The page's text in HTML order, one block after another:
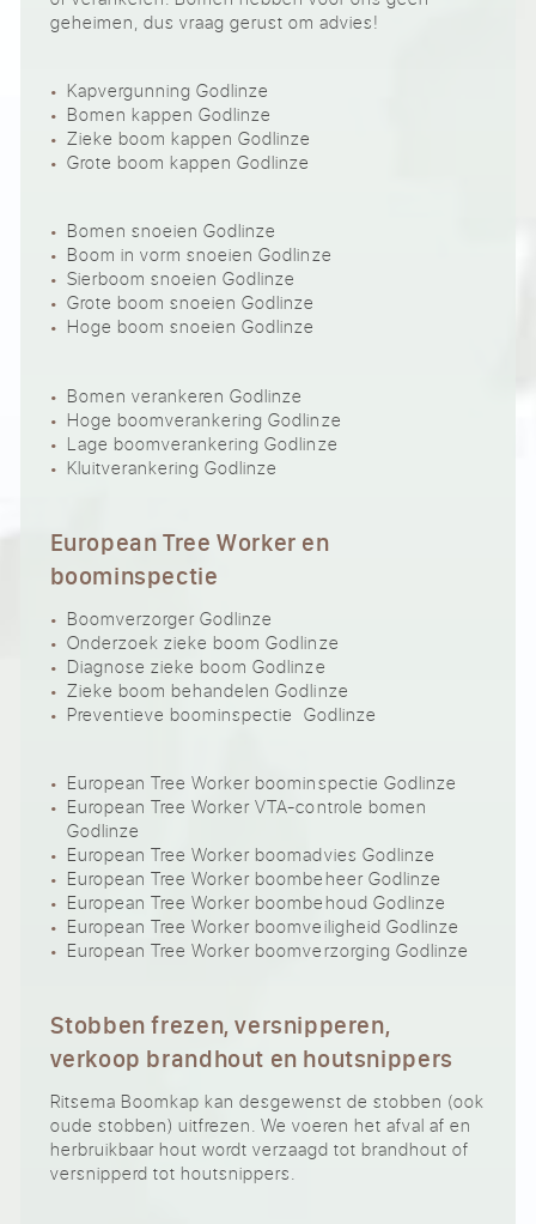
geheimen, dus vraag gerust om advies!
Kapvergunning Godlinze
Bomen kappen Godlinze
Zieke boom kappen Godlinze
Grote boom kappen Godlinze
Bomen snoeien Godlinze
Boom in vorm snoeien Godlinze
Sierboom snoeien Godlinze
Grote boom snoeien Godlinze
Hoge boom snoeien Godlinze
Bomen verankeren Godlinze
Hoge boomverankering Godlinze
Lage boomverankering Godlinze
Kluitverankering Godlinze
European Tree Worker en
boominspectie
Boomverzorger Godlinze
Onderzoek zieke boom Godlinze
Diagnose zieke boom Godlinze
Zieke boom behandelen Godlinze
Preventieve boominspectie Godlinze
European Tree Worker boominspectie Godlinze
European Tree Worker VTA-controle bomen
Godlinze
European Tree Worker boomadvies Godlinze
European Tree Worker boombeheer Godlinze
European Tree Worker boombehoud Godlinze
European Tree Worker boomveiligheid Godlinze
European Tree Worker boomverzorging Godlinze
Stobben frezen, versnipperen,
verkoop brandhout en houtsnippers
Ritsema Boomkap kan desgewenst de stobben (ook
oude stobben) uitfrezen. We voeren het afval af en
herbruikbaar hout wordt verzaagd tot brandhout of
versnipperd tot houtsnippers.